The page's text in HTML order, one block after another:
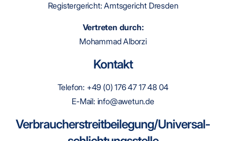
Registergericht: Amtsgericht Dresden
Vertreten durch:
Mohammad Alborzi
Kontakt
Telefon: +49 (0) 176 47 17 48 04
E-Mail: info@awetun.de
Verbraucher­streit­beilegung/Universal­